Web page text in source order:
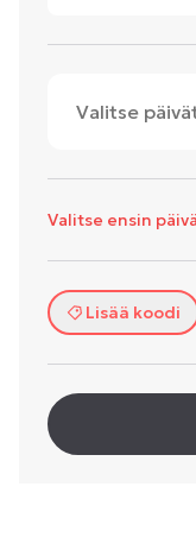
Valitse
Valitse ensin
Lisää koodi